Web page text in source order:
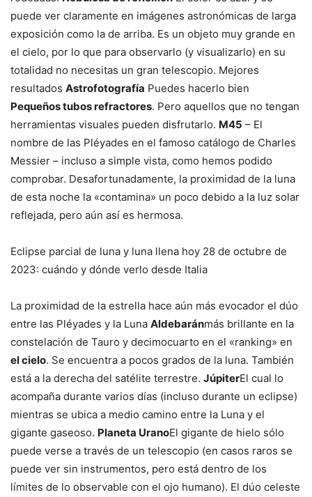
puede ver claramente en imágenes astronómicas de larga
exposición como la de arriba. Es un objeto muy grande en
el cielo, por lo que para observarlo (y visualizarlo) en su
totalidad no necesitas un gran telescopio. Mejores
resultados Astrofotografía Puedes hacerlo bien
Pequeños tubos refractores. Pero aquellos que no tengan
herramientas visuales pueden disfrutarlo. M45 – El
nombre de las Pléyades en el famoso catálogo de Charles
Messier – incluso a simple vista, como hemos podido
comprobar. Desafortunadamente, la proximidad de la luna
de esta noche la «contamina» un poco debido a la luz solar
reflejada, pero aún así es hermosa.
Eclipse parcial de luna y luna llena hoy 28 de octubre de
2023: cuándo y dónde verlo desde Italia
La proximidad de la estrella hace aún más evocador el dúo
entre las Pléyades y la Luna Aldebaránmás brillante en la
constelación de Tauro y decimocuarto en el «ranking» en
el cielo. Se encuentra a pocos grados de la luna. También
está a la derecha del satélite terrestre. JúpiterEl cual lo
acompaña durante varios días (incluso durante un eclipse)
mientras se ubica a medio camino entre la Luna y el
gigante gaseoso. Planeta UranoEl gigante de hielo sólo
puede verse a través de un telescopio (en casos raros se
puede ver sin instrumentos, pero está dentro de los
límites de lo observable con el ojo humano). El dúo celeste